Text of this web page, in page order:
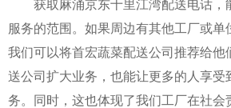
获取麻涌京东十里江湾配送电话，
服务的范围。如果周边有其他工厂或单
我们可以将首宏蔬菜配送公司推荐给他
送公司扩大业务，也能让更多的人享受
务。同时，这也体现了我们工厂在社会